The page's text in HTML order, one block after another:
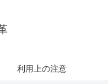
利用上の注意